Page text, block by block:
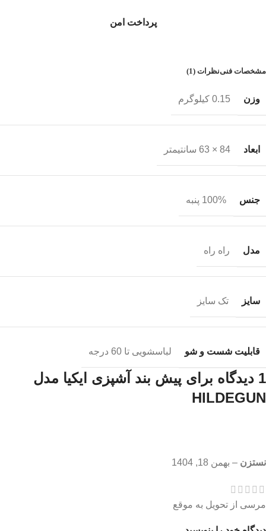
پرداخت امن
مشخصات فنینظرات (1)
وزن 0.15 کیلوگرم
ابعاد 84 × 63 سانتیمتر
جنس 100% پنبه
مدل راه راه
سایز تک سایز
قابلیت شست و شو لباسشویی تا 60 درجه
1 دیدگاه برای
پیش بند آشپزی ایکیا مدل
HILDEGUN
نستزن – بهمن 18, 1404
مرسی از تحویل به موقع